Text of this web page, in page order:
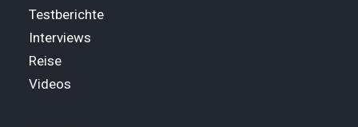
Testberichte
Interviews
Reise
Videos